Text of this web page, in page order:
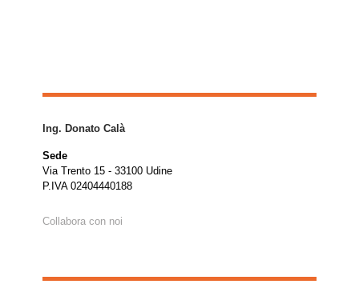
Ing. Donato Calà
Sede
Via Trento 15 - 33100 Udine
P.IVA 02404440188
Collabora con noi